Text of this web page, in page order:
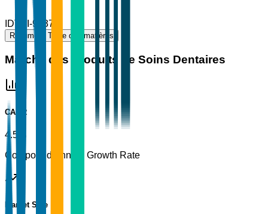
IDTBI-97371
Résumé Table des matières
Marché des Produits de Soins Dentaires
CAGR
4.5%
Compound Annual Growth Rate
Market Size